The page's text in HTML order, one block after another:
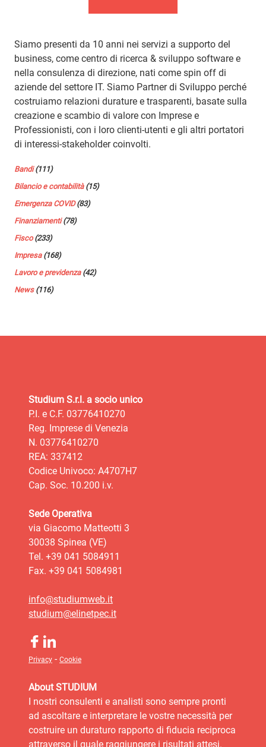
Siamo presenti da 10 anni nei servizi a supporto del
business, come centro di ricerca & sviluppo software e
nella consulenza di direzione, nati come spin off di
aziende del settore IT. Siamo Partner di Sviluppo perché
costruiamo relazioni durature e trasparenti, basate sulla
creazione e scambio di valore con Imprese e
Professionisti, con i loro clienti-utenti e gli altri portatori
di interessi-stakeholder coinvolti.
Bandi(111)
Bilancio e contabilità(15)
Emergenza COVID(83)
Finanziamenti(78)
Fisco(233)
Impresa(168)
Lavoro e previdenza(42)
News(116)
Studium S.r.l. a socio unico
P.I. e C.F. 03776410270
Reg. Imprese di Venezia
N. 03776410270
REA: 337412
Codice Univoco: A4707H7
Cap. Soc. 10.200 i.v.
Sede Operativa
via Giacomo Matteotti 3
30038 Spinea (VE)
Tel. +39 041 5084911
Fax. +39 041 5084981
info@studiumweb.it
studium@elinetpec.it
Privacy - Cookie
About STUDIUM
I nostri consulenti e analisti sono sempre pronti
ad ascoltare e interpretare le vostre necessità per
costruire un duraturo rapporto di fiducia reciproca
attraverso il quale raggiungere i risultati attesi.